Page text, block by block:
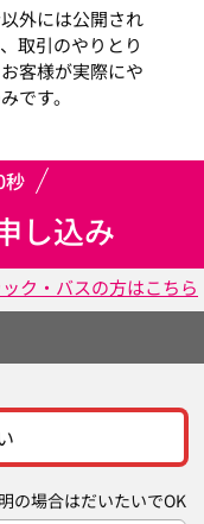
外には公開され
取引のやりとり
客様が実際にや
です。
秒
し込み
ク・バスの方はこちら
の場合はだいたいでOK